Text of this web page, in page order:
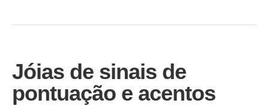
Jóias de sinais de
pontuação e acentos